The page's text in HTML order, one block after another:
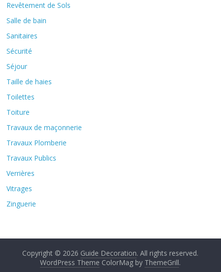
Revêtement de Sols
Salle de bain
Sanitaires
Sécurité
Séjour
Taille de haies
Toilettes
Toiture
Travaux de maçonnerie
Travaux Plomberie
Travaux Publics
Verrières
Vitrages
Zinguerie
Copyright © 2026 Guide Decoration. All rights reserved.
WordPress Theme ColorMag by ThemeGrill.